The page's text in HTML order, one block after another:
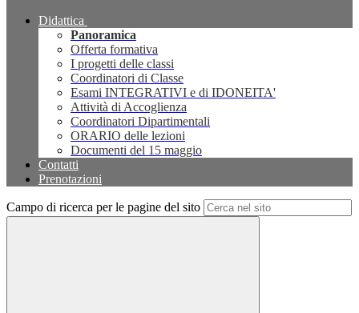
Didattica
Panoramica
Offerta formativa
I progetti delle classi
Coordinatori di Classe
Esami INTEGRATIVI e di IDONEITA'
Attività di Accoglienza
Coordinatori Dipartimentali
ORARIO delle lezioni
Documenti del 15 maggio
Contatti
Prenotazioni
Campo di ricerca per le pagine del sito